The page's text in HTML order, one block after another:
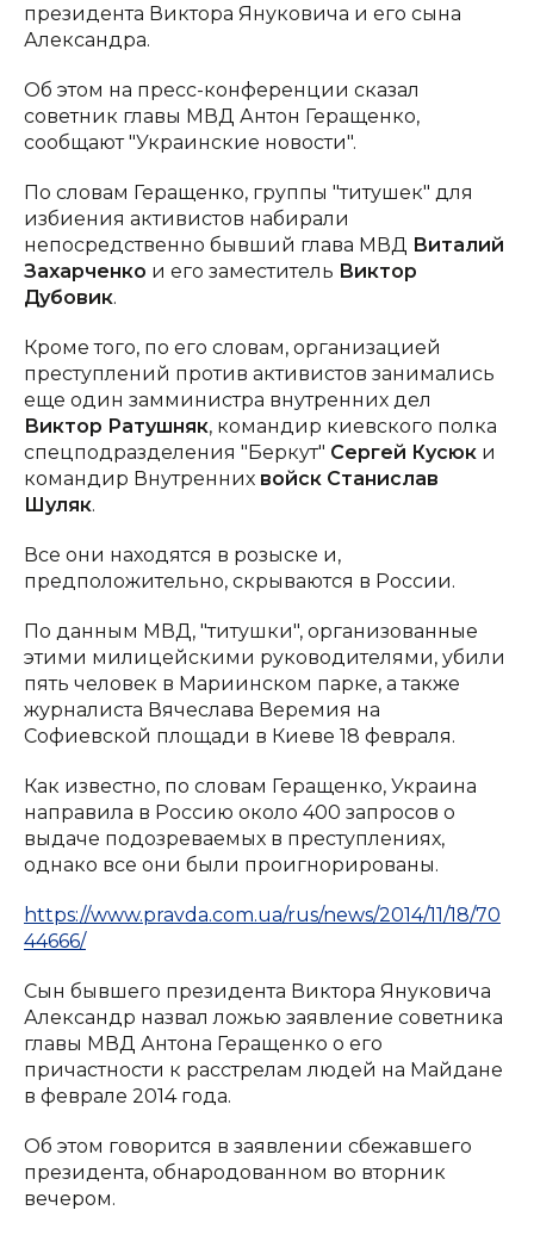
президента Виктора Януковича и его сына
Александра.
Об этом на пресс-конференции сказал
советник главы МВД Антон Геращенко,
сообщают "Украинские новости".
По словам Геращенко, группы "титушек" для
избиения активистов набирали
непосредственно бывший глава МВД Виталий
Захарченко и его заместитель Виктор
Дубовик.
Кроме того, по его словам, организацией
преступлений против активистов занимались
еще один замминистра внутренних дел
Виктор Ратушняк, командир киевского полка
спецподразделения "Беркут" Сергей Кусюк и
командир Внутренних войск Станислав
Шуляк.
Все они находятся в розыске и,
предположительно, скрываются в России.
По данным МВД, "титушки", организованные
этими милицейскими руководителями, убили
пять человек в Мариинском парке, а также
журналиста Вячеслава Веремия на
Софиевской площади в Киеве 18 февраля.
Как известно, по словам Геращенко, Украина
направила в Россию около 400 запросов о
выдаче подозреваемых в преступлениях,
однако все они были проигнорированы.
https://www.pravda.com.ua/rus/news/2014/11/18/70
44666/
Сын бывшего президента Виктора Януковича
Александр назвал ложью заявление советника
главы МВД Антона Геращенко о его
причастности к расстрелам людей на Майдане
в феврале 2014 года.
Об этом говорится в заявлении сбежавшего
президента, обнародованном во вторник
вечером.